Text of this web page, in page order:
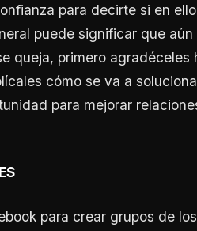
para decirte si en
puede significar que
queja, primero agradéceles
cómo se va a
para mejorar
para crear grupos de